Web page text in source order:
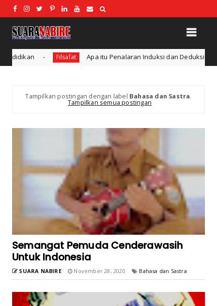
Apa itu Penalaran Induksi dan Deduksi? Pendidikan dan
Tampilkan postingan dengan label Bahasa dan Sastra.
Tampilkan semua postingan
Semangat Pemuda Cenderawasih
Untuk Indonesia
SUARA NABIRE November 28, 2020 Bahasa dan Sastra